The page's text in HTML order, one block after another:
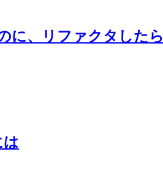
に、リファクタしたら
は